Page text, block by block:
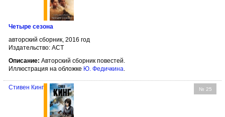
Четыре сезона
авторский сборник, 2016 год
Издательство: АСТ
Описание: Авторский сборник повестей.
Иллюстрация на обложке Ю. Федичкина.
№ 25
Стивен Кинг